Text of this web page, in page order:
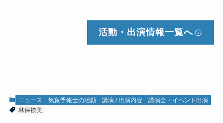
活動・出演情報一覧へ
ニュース 気象予報士の活動 講演 / 出演内容
講演会・イベント出演
林保捺美